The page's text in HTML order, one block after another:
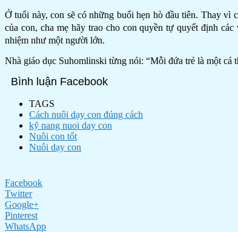
Ở tuổi này, con sẽ có những buổi hẹn hò đầu tiên. Thay vì
của con, cha mẹ hãy trao cho con quyền tự quyết định
nhiệm như một người lớn.
Nhà giáo dục Suhomlinski từng nói: “Mỗi đứa trẻ là một cá
Bình luận Facebook
TAGS
Cách nuôi dạy con đúng cách
kỹ nang nuoi day con
Nuôi con tốt
Nuôi dạy con
Facebook
Twitter
Google+
Pinterest
WhatsApp